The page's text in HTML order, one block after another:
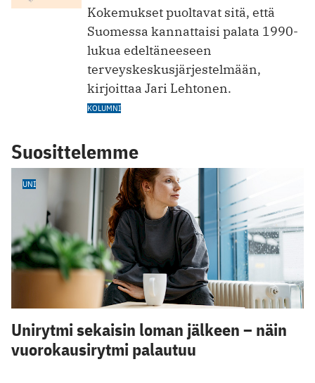
Kokemukset puoltavat sitä, että
Suomessa kannattaisi palata 1990-
lukua edeltäneeseen
terveyskeskusjärjestelmään,
kirjoittaa Jari Lehtonen.
KOLUMNI
Suosittelemme
UNI
Unirytmi sekaisin loman jälkeen – näin
vuorokausirytmi palautuu